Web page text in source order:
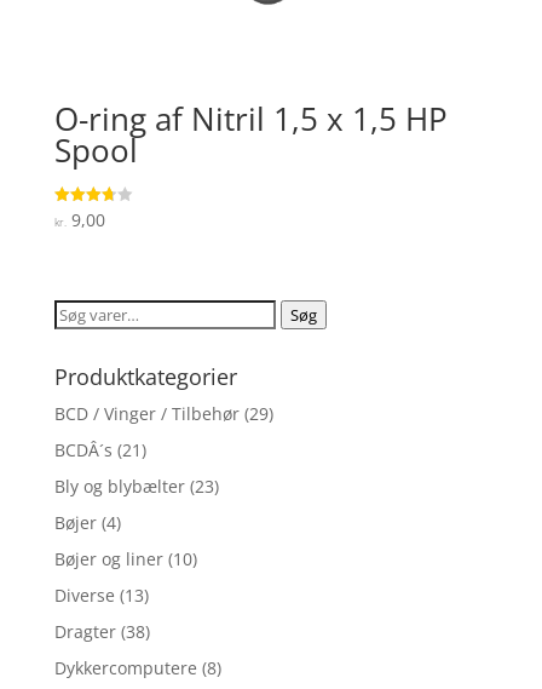
O-ring af Nitril 1,5 x 1,5 HP
Spool
Vurderet
3.7
kr.9,00
Søg
Søg
Produktkategorier
BCD / Vinger / Tilbehør (29)
BCDÂ´s (21)
Bly og blybælter (23)
Bøjer (4)
Bøjer og liner (10)
Diverse (13)
Dragter (38)
Dykkercomputere (8)